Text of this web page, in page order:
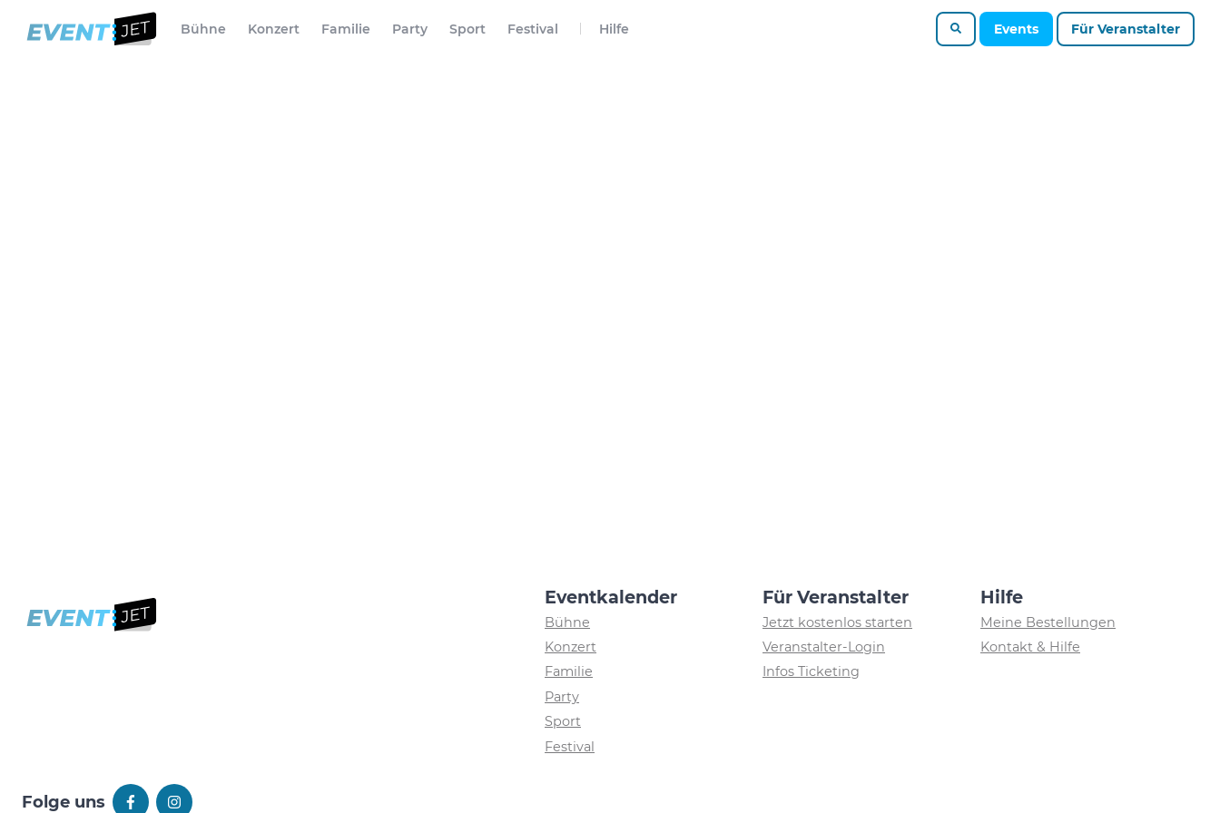
Bühne Konzert Familie Party Sport Festival Hilfe Events Für Veranstalter
Eventkalender
Bühne
Konzert
Familie
Party
Sport
Festival
Für Veranstalter
Jetzt kostenlos starten
Veranstalter-Login
Infos Ticketing
Hilfe
Meine Bestellungen
Kontakt & Hilfe
Folge uns